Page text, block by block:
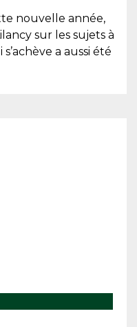
nouvelle année,
sur les sujets à
a aussi été